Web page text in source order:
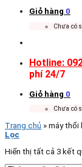
Giỏ hàng 0
Chưa có
Hotline:
phí 24/7
Giỏ hàng 0
Chưa có
Trang chủ » máy thổi
Lọc
Hiển thị tất cả 3 kết